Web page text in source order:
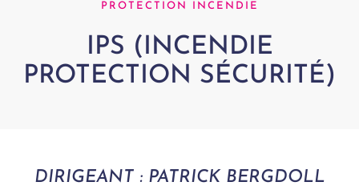
PROTECTION INCENDIE
IPS (INCENDIE
PROTECTION SÉCURITÉ)
DIRIGEANT : PATRICK BERGDOLL